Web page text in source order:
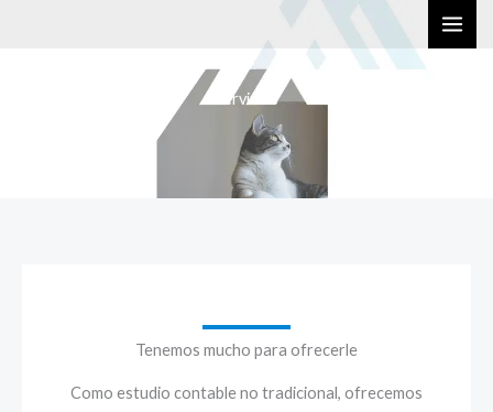
Servicios
Tenemos mucho para ofrecerle
Como estudio contable no tradicional, ofrecemos